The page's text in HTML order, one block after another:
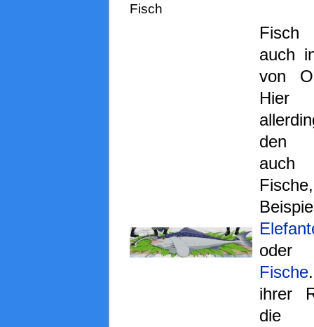
Fisch
auch
von
Hier
den
auch
Fische
ihrer
die